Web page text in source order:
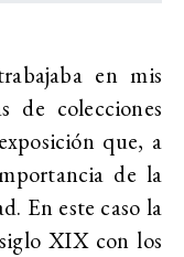
en mis
de colecciones
que, a
de la
En este caso la
XIX con los